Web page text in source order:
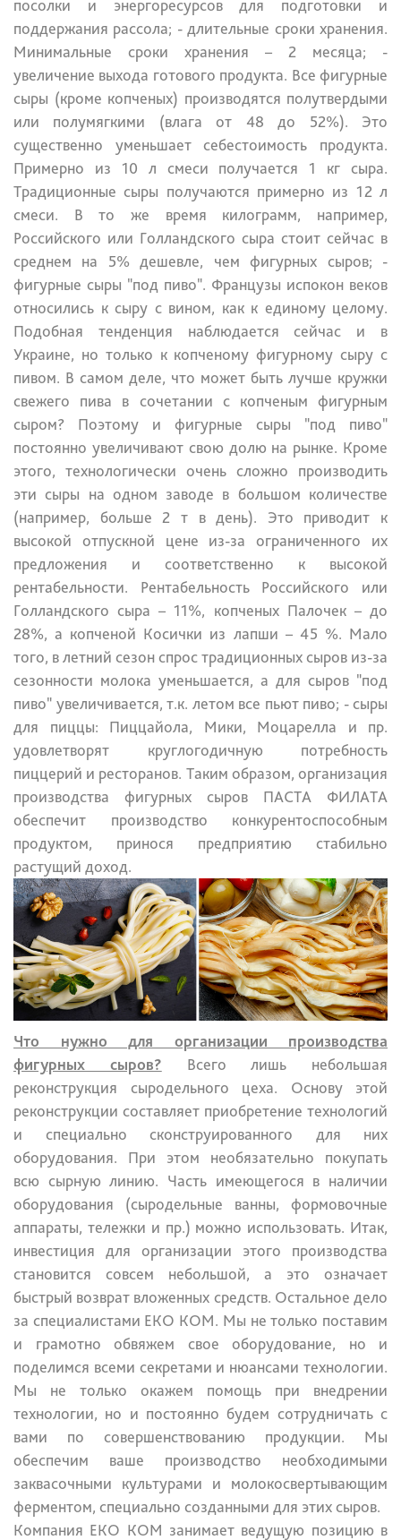
посолки и энергоресурсов для подготовки и
поддержания рассола; - длительные сроки хранения.
Минимальные сроки хранения – 2 месяца; -
увеличение выхода готового продукта. Все фигурные
сыры (кроме копченых) производятся полутвердыми
или полумягкими (влага от 48 до 52%). Это
существенно уменьшает себестоимость продукта.
Примерно из 10 л смеси получается 1 кг сыра.
Традиционные сыры получаются примерно из 12 л
смеси. В то же время килограмм, например,
Российского или Голландского сыра стоит сейчас в
среднем на 5% дешевле, чем фигурных сыров; -
фигурные сыры "под пиво". Французы испокон веков
относились к сыру с вином, как к единому целому.
Подобная тенденция наблюдается сейчас и в
Украине, но только к копченому фигурному сыру с
пивом. В самом деле, что может быть лучше кружки
свежего пива в сочетании с копченым фигурным
сыром? Поэтому и фигурные сыры "под пиво"
постоянно увеличивают свою долю на рынке. Кроме
этого, технологически очень сложно производить
эти сыры на одном заводе в большом количестве
(например, больше 2 т в день). Это приводит к
высокой отпускной цене из-за ограниченного их
предложения и соответственно к высокой
рентабельности. Рентабельность Российского или
Голландского сыра – 11%, копченых Палочек – до
28%, а копченой Косички из лапши – 45 %. Мало
того, в летний сезон спрос традиционных сыров из-за
сезонности молока уменьшается, а для сыров "под
пиво" увеличивается, т.к. летом все пьют пиво; - сыры
для пиццы: Пиццайола, Мики, Моцарелла и пр.
удовлетворят круглогодичную потребность
пиццерий и ресторанов. Таким образом, организация
производства фигурных сыров ПАСТА ФИЛАТА
обеспечит производство конкурентоспособным
продуктом, принося предприятию стабильно
растущий доход.
Что нужно для организации производства
фигурных сыров?
Всего лишь небольшая
реконструкция сыродельного цеха. Основу этой
реконструкции составляет приобретение технологий
и специально сконструированного для них
оборудования. При этом необязательно покупать
всю сырную линию. Часть имеющегося в наличии
оборудования (сыродельные ванны, формовочные
аппараты, тележки и пр.) можно использовать. Итак,
инвестиция для организации этого производства
становится совсем небольшой, а это означает
быстрый возврат вложенных средств. Остальное дело
за специалистами ЕКО КОМ. Мы не только поставим
и грамотно обвяжем свое оборудование, но и
поделимся всеми секретами и нюансами технологии.
Мы не только окажем помощь при внедрении
технологии, но и постоянно будем сотрудничать с
вами по совершенствованию продукции. Мы
обеспечим ваше производство необходимыми
заквасочными культурами и молокосвертывающим
ферментом, специально созданными для этих сыров.
Компания ЕКО КОМ занимает ведущую позицию в